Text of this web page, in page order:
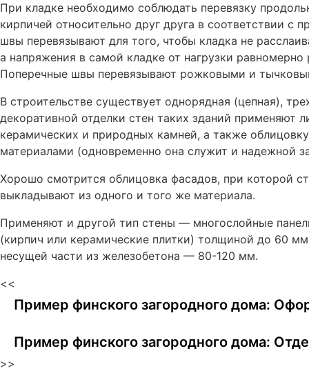
При кладке необходимо соблюдать перевязку
кирпичей относительно друг друга в соответствии с
швы перевязывают для того, чтобы кладка не
а напряжения в самой кладке от нагрузки
Поперечные швы перевязывают рожковыми и
В строительстве существует однорядная (цепная),
декоративной отделки стен таких зданий применяют
керамических и природных камней, а также
материалами (одновременно она служит и надежной
Хорошо смотрится облицовка фасадов, при которой
выкладывают из одного и того же материала.
Применяют и другой тип стены — многослойные
(кирпич или керамические плитки) толщиной до 60
несущей части из железобетона — 80-120 мм.
<<
Пример финского загородного дома:
Пример финского загородного дома:
>>